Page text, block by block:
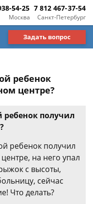
Москва
54-25
Санкт-Петербург
7 812 467-37-54
Задать вопрос
ребенок
центре?
ребенок получил
ребенок получил
на него упал
с высоты,
сейчас
Что делать?